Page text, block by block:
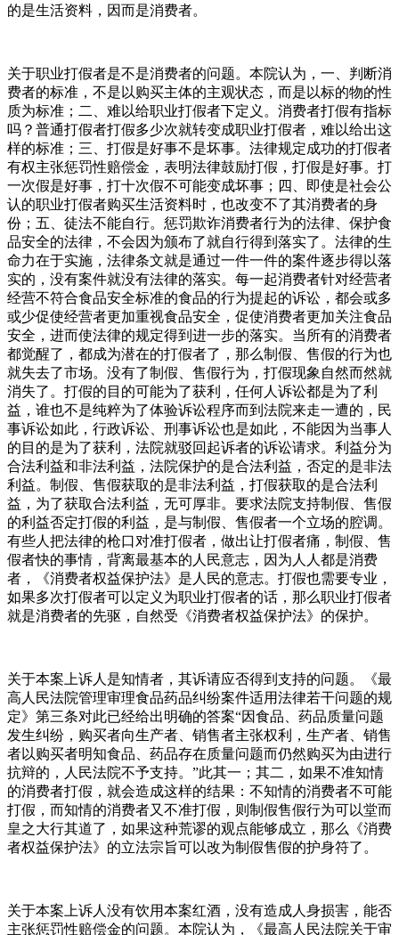
的是生活资料，因而是消费者。
关于职业打假者是不是消费者的问题。本院认为，一、判断消
费者的标准，不是以购买主体的主观状态，而是以标的物的性
质为标准；二、难以给职业打假者下定义。消费者打假有指标
吗？普通打假者打假多少次就转变成职业打假者，难以给出这
样的标准；三、打假是好事不是坏事。法律规定成功的打假者
有权主张惩罚性赔偿金，表明法律鼓励打假，打假是好事。打
一次假是好事，打十次假不可能变成坏事；四、即使是社会公
认的职业打假者购买生活资料时，也改变不了其消费者的身
份；五、徒法不能自行。惩罚欺诈消费者行为的法律、保护食
品安全的法律，不会因为颁布了就自行得到落实了。法律的生
命力在于实施，法律条文就是通过一件一件的案件逐步得以落
实的，没有案件就没有法律的落实。每一起消费者针对经营者
经营不符合食品安全标准的食品的行为提起的诉讼，都会或多
或少促使经营者更加重视食品安全，促使消费者更加关注食品
安全，进而使法律的规定得到进一步的落实。当所有的消费者
都觉醒了，都成为潜在的打假者了，那么制假、售假的行为也
就失去了市场。没有了制假、售假行为，打假现象自然而然就
消失了。打假的目的可能为了获利，任何人诉讼都是为了利
益，谁也不是纯粹为了体验诉讼程序而到法院来走一遭的，民
事诉讼如此，行政诉讼、刑事诉讼也是如此，不能因为当事人
的目的是为了获利，法院就驳回起诉者的诉讼请求。利益分为
合法利益和非法利益，法院保护的是合法利益，否定的是非法
利益。制假、售假获取的是非法利益，打假获取的是合法利
益，为了获取合法利益，无可厚非。要求法院支持制假、售假
的利益否定打假的利益，是与制假、售假者一个立场的腔调。
有些人把法律的枪口对准打假者，做出让打假者痛，制假、售
假者快的事情，背离最基本的人民意志，因为人人都是消费
者，《消费者权益保护法》是人民的意志。打假也需要专业，
如果多次打假者可以定义为职业打假者的话，那么职业打假者
就是消费者的先驱，自然受《消费者权益保护法》的保护。
关于本案上诉人是知情者，其诉请应否得到支持的问题。《最
高人民法院管理审理食品药品纠纷案件适用法律若干问题的规
定》第三条对此已经给出明确的答案“因食品、药品质量问题
发生纠纷，购买者向生产者、销售者主张权利，生产者、销售
者以购买者明知食品、药品存在质量问题而仍然购买为由进行
抗辩的，人民法院不予支持。”此其一；其二，如果不准知情
的消费者打假，就会造成这样的结果：不知情的消费者不可能
打假，而知情的消费者又不准打假，则制假售假行为可以堂而
皇之大行其道了，如果这种荒谬的观点能够成立，那么《消费
者权益保护法》的立法宗旨可以改为制假售假的护身符了。
关于本案上诉人没有饮用本案红酒，没有造成人身损害，能否
主张惩罚性赔偿金的问题。本院认为，《最高人民法院关于审